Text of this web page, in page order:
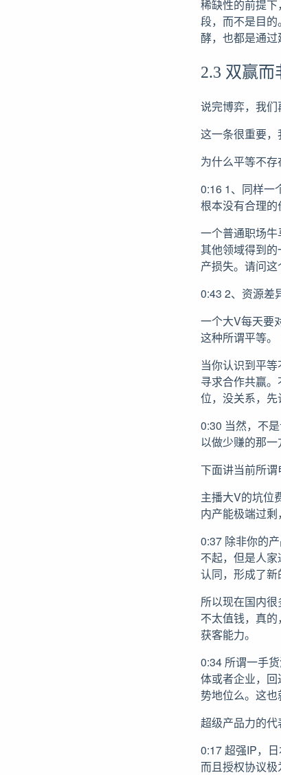
稀缺性的前提
段，而不是目
酵，也都是通过
2.3 双赢而
说完博弈，我们
这一条很重要，
为什么平等不存
0:16 1、同样一
根本没有合理的
一个普通职场
其他领域得到
产损失。请问这
0:43 2、资源差
一个大V每天要
这种所谓平等。
当你认识到平
寻求合作共赢
位，没关系，先
0:30 当然，不
以做少赚的那一
下面讲当前所谓
主播大V的坑位
内产能极端过
0:37 除非你的
不起，但是人
认同，形成了新
所以现在国内
不太值钱，真
获客能力。
0:34 所谓一手
体或者企业，
势地位么。这
超级产品力的代
0:17 超强IP，
而且授权协议